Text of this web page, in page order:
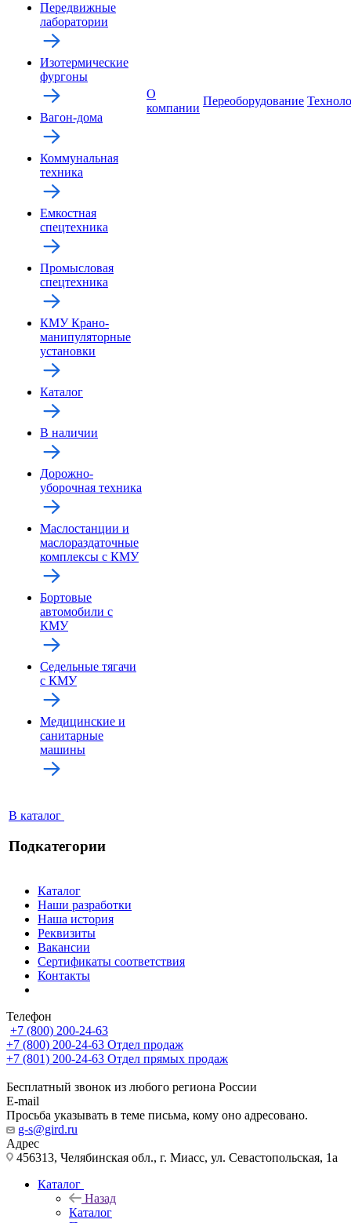
Передвижные
лаборатории
Изотермические
фургоны
Вагон-дома
Коммунальная
техника
Емкостная
спецтехника
Промысловая
спецтехника
КМУ Крано-
манипуляторные
установки
Каталог
В наличии
Дорожно-
уборочная техника
Маслостанции и
маслораздаточные
комплексы с КМУ
Бортовые
автомобили с
КМУ
Седельные тягачи
с КМУ
Медицинские и
санитарные
машины
В каталог
Подкатегории
О
компании
Переоборудование
Каталог
Наши разработки
Наша история
Реквизиты
Вакансии
Сертификаты соответствия
Контакты
Телефон
+7 (800) 200-24-63
+7 (800) 200-24-63 Отдел продаж
+7 (801) 200-24-63 Отдел прямых продаж
Бесплатный звонок из любого региона России
E-mail
Просьба указывать в теме письма, кому оно адресовано.
g-s@gird.ru
Адрес
456313, Челябинская обл., г. Миасс, ул. Севастопольская, 1а
Каталог
Назад
Каталог